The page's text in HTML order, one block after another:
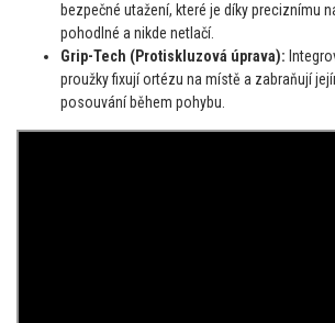
bezpečné utažení, které je díky preciznímu
pohodlné a nikde netlačí.
Grip-Tech (Protiskluzová úprava):
proužky fixují ortézu na místě a zabraňují
posouvání během pohybu.